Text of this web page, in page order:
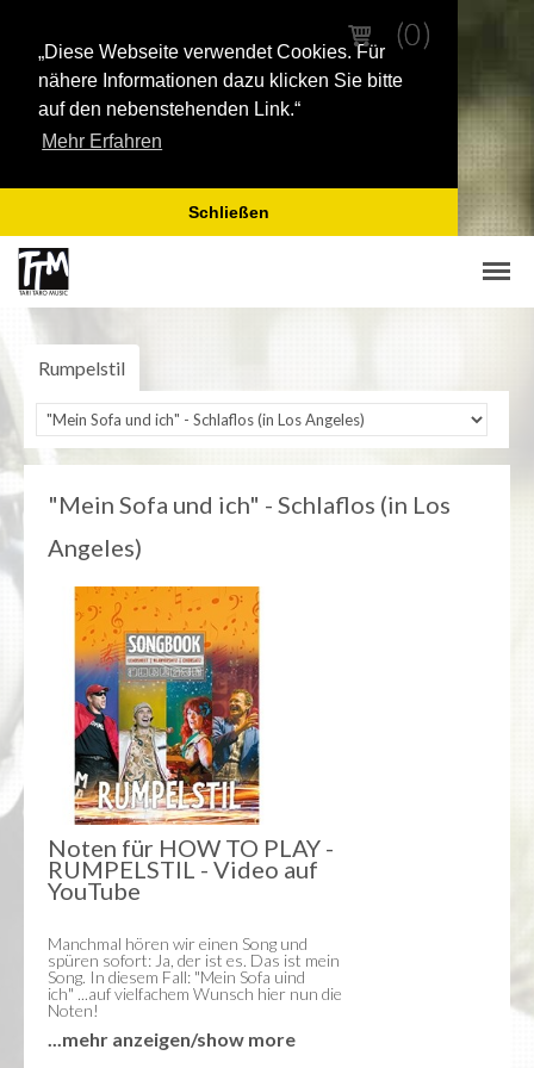
„Diese Webseite verwendet Cookies. Für
nähere Informationen dazu klicken Sie bitte
auf den nebenstehenden Link.“
Mehr Erfahren
Schließen
MP3
RUMPELSTIL
Loftline
Peter Schenderlein
Blanche Elliz
Das Zebra und Kolibri
Nickelino
Nici Mommsen
Eddie Weimann
Jeannette Urzendowsky
Andreas Hofschneider
Thomas Rühmann
RUMPELSTIL
MUSIK | MERCHANDISE
MUSIK
RUMPELSTIL
Loftline
Andrej Hermlin
Tina Tandler
Rumpelstil
"Mein Sofa und ich" - Schlaflos (in Los
Angeles)
Noten für HOW TO PLAY -
RUMPELSTIL - Video auf
YouTube
Manchmal hören wir einen Song und
spüren sofort: Ja, der ist es. Das ist mein
Song. In diesem Fall: "Mein Sofa uind
ich" ...auf vielfachem Wunsch hier nun die
Noten!
...mehr anzeigen/show more
(0)
(0)